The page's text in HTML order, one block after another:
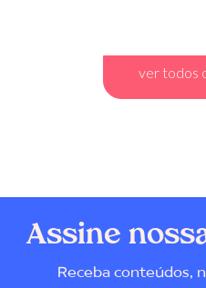
ver todos
Assine
Receba conteúdos,